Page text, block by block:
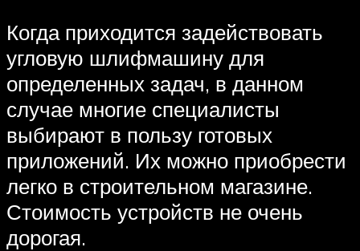
Когда приходится задействовать
угловую шлифмашину для
определенных задач, в данном
случае многие специалисты
выбирают в пользу готовых
приложений. Их можно приобрести
легко в строительном магазине.
Стоимость устройств не очень
дорогая.